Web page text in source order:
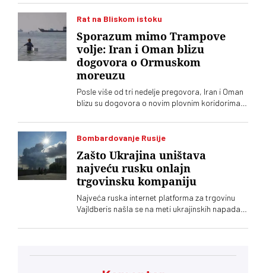
brodovi u Crnom moru
Rat na Bliskom istoku
Sporazum mimo Trampove
volje: Iran i Oman blizu
dogovora o Ormuskom
moreuzu
Posle više od tri nedelje pregovora, Iran i Oman
blizu su dogovora o novim plovnim koridorima
nimalo blagonaklono
Bombardovanje Rusije
Zašto Ukrajina uništava
najveću rusku onlajn
trgovinsku kompaniju
Najveća ruska internet platforma za trgovinu
Vajldberis našla se na meti ukrajinskih napada
pogođeno 12 od 15 najvećih skladišta
posledice po njeno poslovanje